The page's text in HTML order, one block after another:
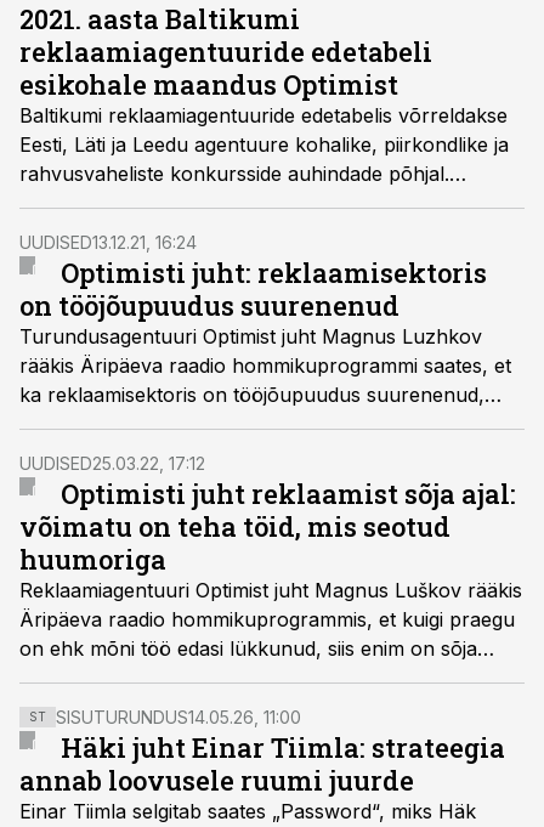
2021. aasta Baltikumi
reklaamiagentuuride edetabeli
esikohale maandus Optimist
Baltikumi reklaamiagentuuride edetabelis võrreldakse
Eesti, Läti ja Leedu agentuure kohalike, piirkondlike ja
rahvusvaheliste konkursside auhindade põhjal.
Esmakordselt võeti arvesse kogu kalendriaasta
periood.
UUDISED13.12.21, 16:24
Optimisti juht: reklaamisektoris
on tööjõupuudus suurenenud
Turundusagentuuri Optimist juht Magnus Luzhkov
rääkis Äripäeva raadio hommikuprogrammi saates, et
ka reklaamisektoris on tööjõupuudus suurenenud,
kuna ettevõtjate suurem huvi on sektorit kasvatanud.
Samas võiksid Eesti ettevõtjad Luzhkovi hinnangul olla
enesekindlamad ja end julgemalt välismaale
reklaamida.
UUDISED25.03.22, 17:12
Optimisti juht reklaamist sõja ajal:
võimatu on teha töid, mis seotud
huumoriga
Reklaamiagentuuri Optimist juht Magnus Luškov rääkis
Äripäeva raadio hommikuprogrammis, et kuigi praegu
on ehk mõni töö edasi lükkunud, siis enim on sõja
tõttu kannatanud inimeste meeleolu.
ST SISUTURUNDUS14.05.26, 11:00
Häki juht Einar Tiimla: strateegia
annab loovusele ruumi juurde
Einar Tiimla selgitab saates „Password“, miks Häk